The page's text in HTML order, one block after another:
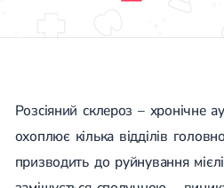
Розсіяний склероз – хронічне
охоплює кілька відділів
призводить до руйнування